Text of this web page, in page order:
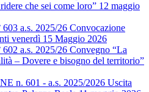
che sei come loro” 12 maggio
603 a.s. 2025/26 Convocazione
venerdì 15 Maggio 2026
a.s. 2025/26 Convegno “La
– Dovere e bisogno del territorio”
n. 601 - a.s. 2025/2026 Uscita